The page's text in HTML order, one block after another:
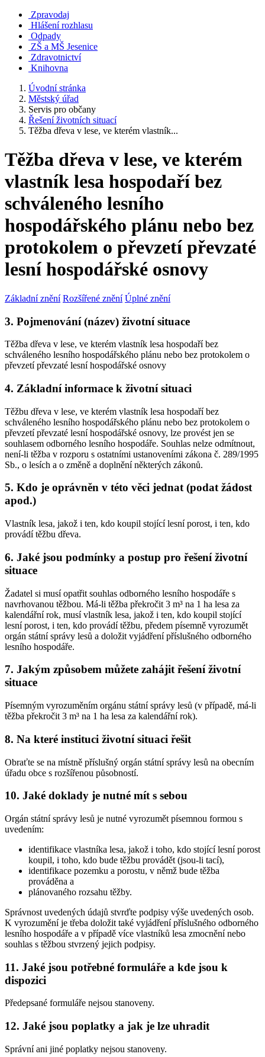
Zpravodaj
Hlášení rozhlasu
Odpady
ZŠ a MŠ Jesenice
Zdravotnictví
Knihovna
Úvodní stránka
Městský úřad
Servis pro občany
Řešení životních situací
Těžba dřeva v lese, ve kterém vlastník...
Těžba dřeva v lese, ve kterém
vlastník lesa hospodaří bez
schváleného lesního
hospodářského plánu nebo bez
protokolem o převzetí převzaté
lesní hospodářské osnovy
Základní znění Rozšířené znění Úplné znění
3. Pojmenování (název) životní situace
Těžba dřeva v lese, ve kterém vlastník lesa hospodaří bez
schváleného lesního hospodářského plánu nebo bez protokolem o
převzetí převzaté lesní hospodářské osnovy
4. Základní informace k životní situaci
Těžbu dřeva v lese, ve kterém vlastník lesa hospodaří bez
schváleného lesního hospodářského plánu nebo bez protokolem o
převzetí převzaté lesní hospodářské osnovy, lze provést jen se
souhlasem odborného lesního hospodáře. Souhlas nelze odmítnout,
není-li těžba v rozporu s ostatními ustanoveními zákona č. 289/1995
Sb., o lesích a o změně a doplnění některých zákonů.
5. Kdo je oprávněn v této věci jednat (podat žádost
apod.)
Vlastník lesa, jakož i ten, kdo koupil stojící lesní porost, i ten, kdo
provádí těžbu dřeva.
6. Jaké jsou podmínky a postup pro řešení životní
situace
Žadatel si musí opatřit souhlas odborného lesního hospodáře s
navrhovanou těžbou. Má-li těžba překročit 3 m³ na 1 ha lesa za
kalendářní rok, musí vlastník lesa, jakož i ten, kdo koupil stojící
lesní porost, i ten, kdo provádí těžbu, předem písemně vyrozumět
orgán státní správy lesů a doložit vyjádření příslušného odborného
lesního hospodáře.
7. Jakým způsobem můžete zahájit řešení životní
situace
Písemným vyrozuměním orgánu státní správy lesů (v případě, má-li
těžba překročit 3 m³ na 1 ha lesa za kalendářní rok).
8. Na které instituci životní situaci řešit
Obraťte se na místně příslušný orgán státní správy lesů na obecním
úřadu obce s rozšířenou působností.
10. Jaké doklady je nutné mít s sebou
Orgán státní správy lesů je nutné vyrozumět písemnou formou s
uvedením:
identifikace vlastníka lesa, jakož i toho, kdo stojící lesní porost
koupil, i toho, kdo bude těžbu provádět (jsou-li tací),
identifikace pozemku a porostu, v němž bude těžba
prováděna a
plánovaného rozsahu těžby.
Správnost uvedených údajů stvrďte podpisy výše uvedených osob.
K vyrozumění je třeba doložit také vyjádření příslušného odborného
lesního hospodáře a v případě více vlastníků lesa zmocnění nebo
souhlas s těžbou stvrzený jejich podpisy.
11. Jaké jsou potřebné formuláře a kde jsou k
dispozici
Předepsané formuláře nejsou stanoveny.
12. Jaké jsou poplatky a jak je lze uhradit
Správní ani jiné poplatky nejsou stanoveny.